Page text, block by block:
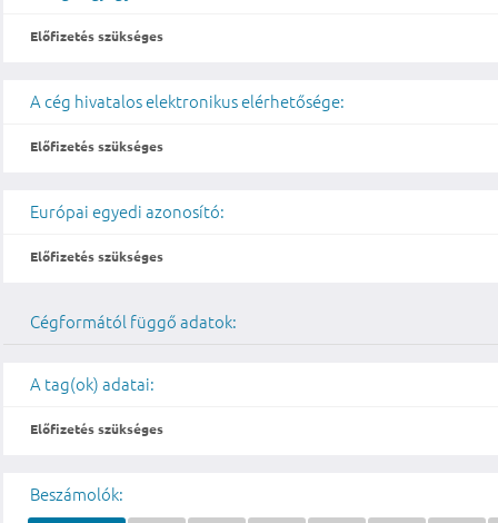
Előfizetés szükséges
A cég hivatalos elektronikus elérhetősége:
Előfizetés szükséges
Európai egyedi azonosító:
Előfizetés szükséges
Cégformától függő adatok:
A tag(ok) adatai:
Előfizetés szükséges
Beszámolók: